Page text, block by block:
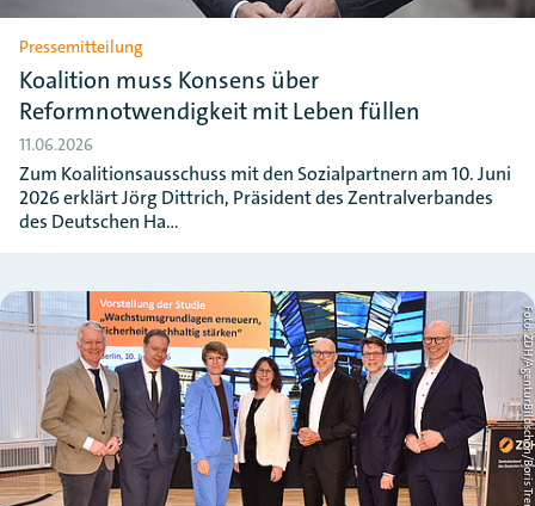
Pressemitteilung
Koalition muss Konsens über
Reformnotwendigkeit mit Leben füllen
11.06.2026
Zum Koalitionsausschuss mit den Sozialpartnern am 10. Juni
2026 erklärt Jörg Dittrich, Präsident des Zentralverbandes
des Deutschen Ha…
Foto: ZDH/AgenturBildschön/Boris Trenkel